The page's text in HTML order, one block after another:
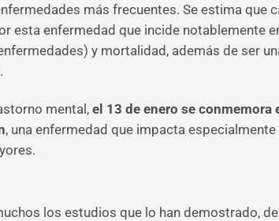
más frecuentes. Se estima que
esta enfermedad que incide notablemente
y mortalidad, además de ser
mental, el 13 de enero se conmemora
, una enfermedad que impacta especialmente
los estudios que lo han demostrado,